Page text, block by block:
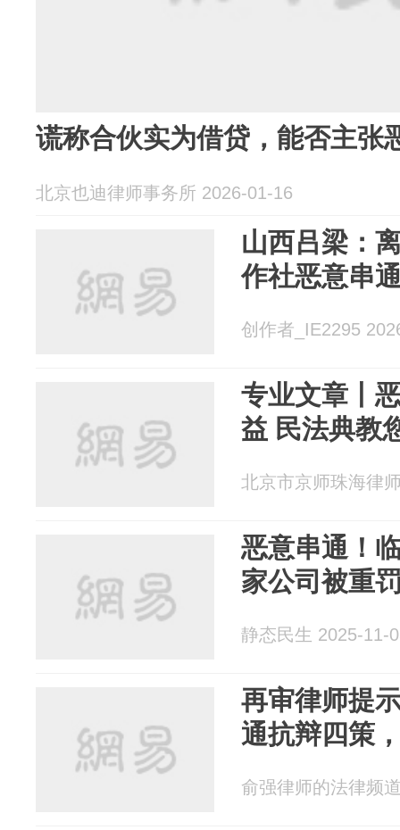
谎称合伙实为借贷，能否主张
北京也迪律师事务所 2026-01-16
山西吕梁：
作社恶意串
创作者_IE2295
专业文章丨
益 民法典教
北京市京师珠海律
恶意串通！
家公司被重
静态民生 2025-11-
再审律师提
通抗辩四策
俞强律师的法律频